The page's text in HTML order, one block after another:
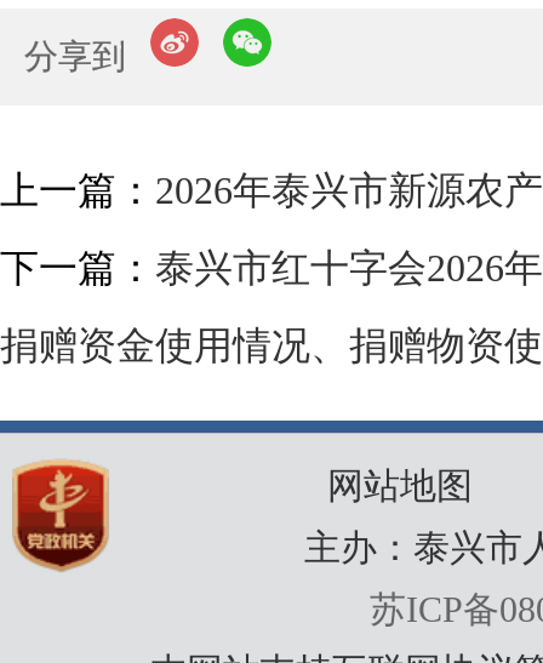
分享到
上一篇： 2026年泰兴市新源农
下一篇： 泰兴市红十字会2026
捐赠资金使用情况、捐赠物资
网站地图
主办：泰兴市
苏ICP备